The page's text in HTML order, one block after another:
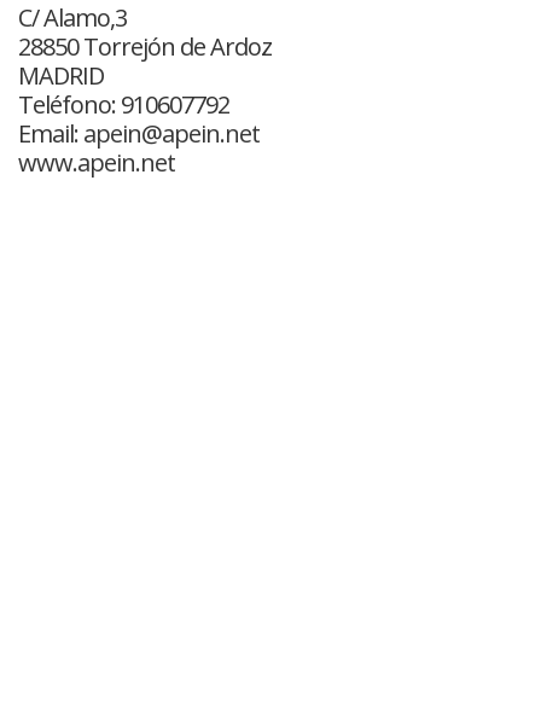
C/ Alamo,3
28850 Torrejón de Ardoz
MADRID
Teléfono: 910607792
Email:apein@apein.net
www.apein.net